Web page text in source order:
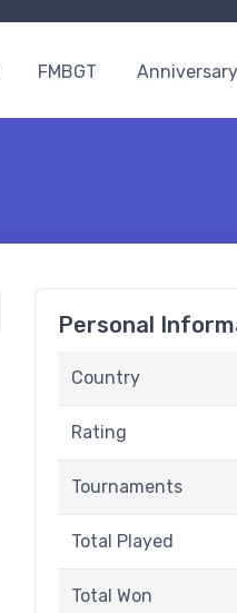
FMBGT Anniversary
Personal
Country
Rating
Tournaments
Total Played
Total Won